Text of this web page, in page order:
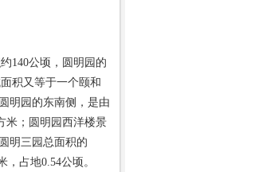
140公顷，圆明园的
积又等于一个颐和
明园的东南侧，是由
米；圆明园西洋楼景
明三园总面积的
，占地0.54公顷。